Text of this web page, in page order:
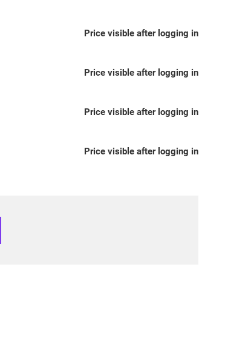
Price visible after logging in
Price visible after logging in
Price visible after logging in
Price visible after logging in